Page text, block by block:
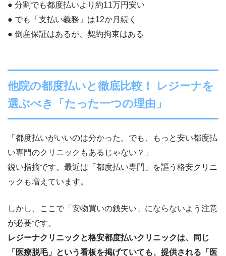
● 分割でも都度払いより約11万円安い
● でも「支払い義務」は12か月続く
● 倒産保証はあるが、契約拘束はある
他院の都度払いと徹底比較！ レジーナを
選ぶべき「たった一つの理由」
「都度払いがいいのは分かった。でも、もっと安い都度払
い専門のクリニックもあるじゃない？」
鋭い指摘です。最近は「都度払い専門」を謳う格安クリニ
ックも増えています。
しかし、ここで「安物買いの銭失い」にならないよう注意
が必要です。
レジーナクリニックと格安都度払いクリニックは、同じ
「医療脱毛」という看板を掲げていても、提供される「医